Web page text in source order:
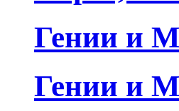
Гении и
Гении и